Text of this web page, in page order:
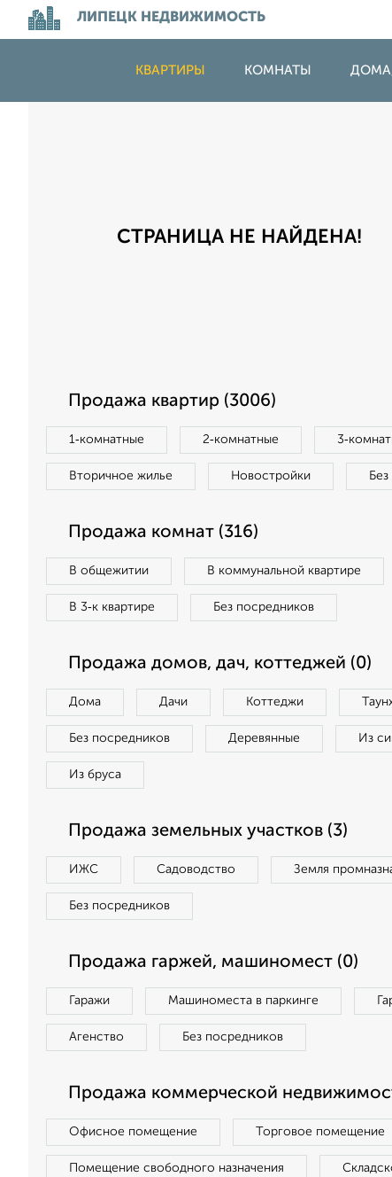
ЛИПЕЦК НЕДВИЖИМОСТЬ
КВАРТИРЫ КОМНАТЫ
СТРАНИЦА НЕ НАЙДЕНА!
Продажа квартир (3006)
1‑комнатные 2‑комнатные
Вторичное жилье Новостройки
Продажа комнат (316)
В общежитии В коммунальной квартире
В 3‑к квартире Без посредников
Продажа домов, дач, коттеджей (0)
Дома Дачи Коттеджи
Без посредников Деревянные Из
Из бруса
Продажа земельных участков (3)
ИЖС Садоводство Земля
Без посредников
Продажа гаржей, машиномест (0)
Гаражи Машиноместа в паркинге
Агенство Без посредников
Продажа коммерческой
Офисное помещение Торговое помещение
Помещение свободного назначения